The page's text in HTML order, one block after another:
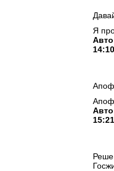
Я
14:10
15:21